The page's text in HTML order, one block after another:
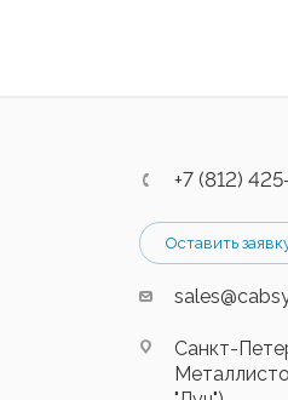
+7 (812)
Оставить
Санкт-